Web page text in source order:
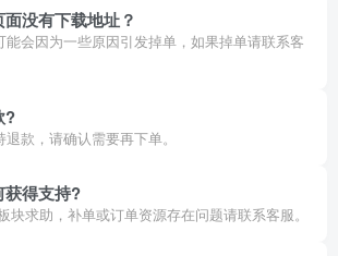
没有下载地址？
能会因为一些原因引发掉单，如果掉单请联系客
?
款，请确认需要再下单。
获得支持?
块求助，补单或订单资源存在问题请联系客服。